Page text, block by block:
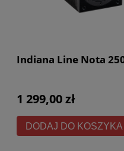
Indiana Line Nota
1 299,00 zł
DODAJ DO KOSZYKA